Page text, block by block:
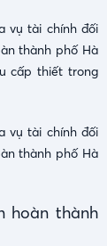
vụ tài chính đối
thành phố Hà
cấp thiết trong
vụ tài chính đối
thành phố Hà
hoàn thành